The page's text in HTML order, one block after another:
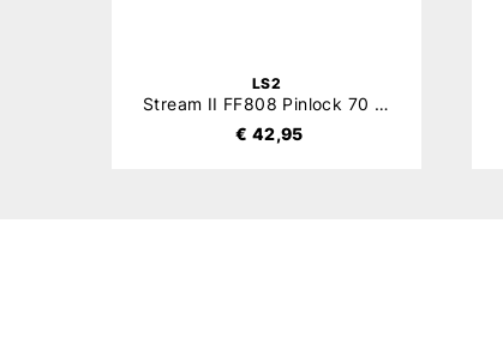
LS2
Stream II FF808 Pinlock 70 (DKS521)
€ 42,95